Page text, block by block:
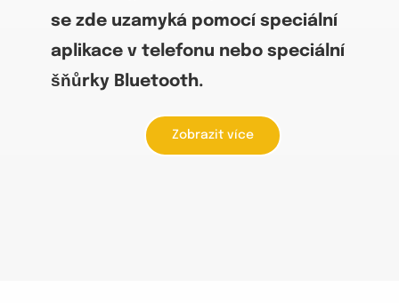
se zde uzamyká pomocí speciální
aplikace v telefonu nebo speciální
šňůrky Bluetooth.
Zobrazit více